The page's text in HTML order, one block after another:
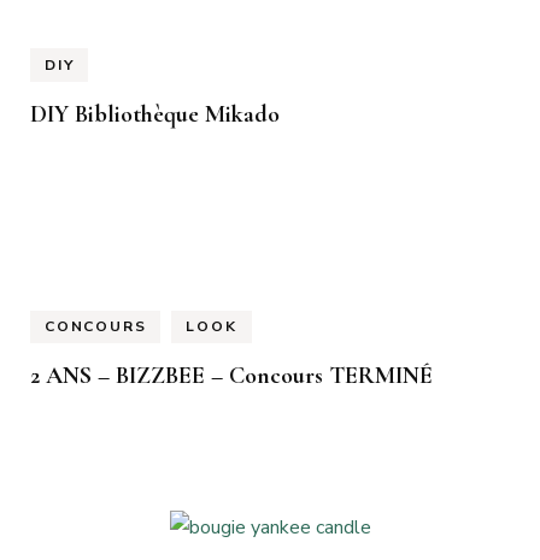
DIY
DIY Bibliothèque Mikado
CONCOURS LOOK
2 ANS – BIZZBEE – Concours TERMINÉ